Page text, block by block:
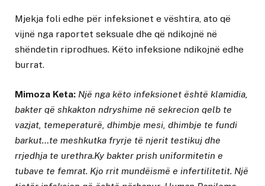
Mjekja foli edhe për infeksionet e vështira, ato që
vijnë nga raportet seksuale dhe që ndikojnë në
shëndetin riprodhues. Këto infeksione ndikojnë edhe
burrat.
Mimoza Keta: Një nga këto infeksionet është klamidia,
bakter që shkakton ndryshime në sekrecion qelb te
vazjat, temeperaturë, dhimbje mesi, dhimbje te fundi
barkut…te meshkutka fryrje të njerit testikuj dhe
rrjedhja te urethra.Ky bakter prish uniformitetin e
tubave te femrat. Kjo rrit mundëismë e infertilitetit. Një